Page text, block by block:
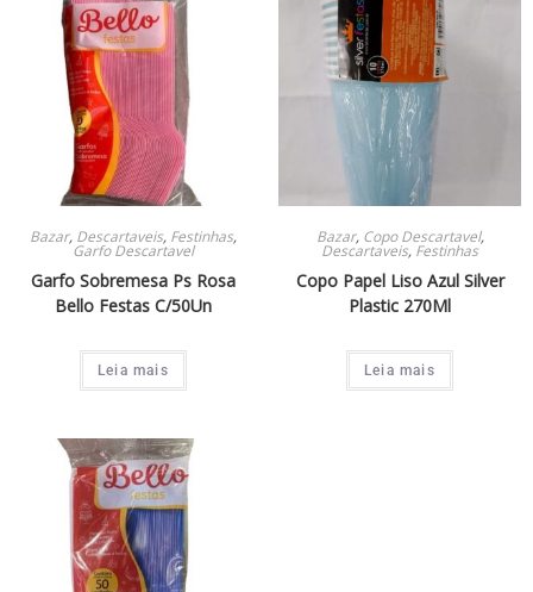
Bazar, Descartaveis, Festinhas,
Garfo Descartavel
Garfo Sobremesa Ps Rosa
Bello Festas C/50Un
Leia mais
Bazar, Copo Descartavel,
Descartaveis, Festinhas
Copo Papel Liso Azul Silver
Plastic 270Ml
Leia mais